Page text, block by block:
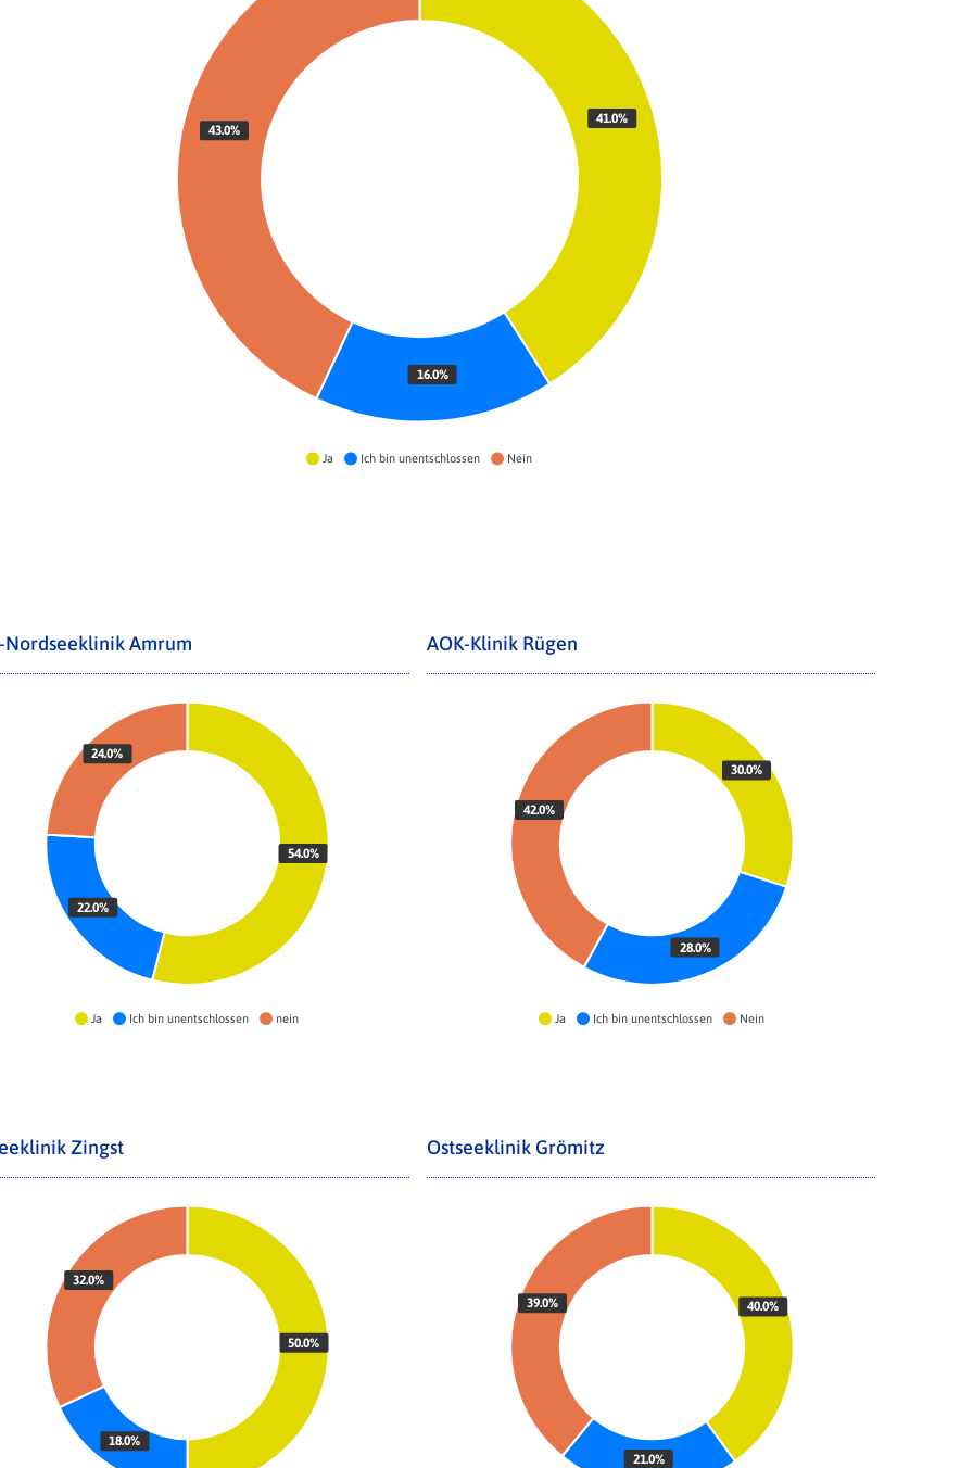
Ja Ich bin unentschlossen Nein
41.0%
16.0%
43.0%
Nordseeklinik Amrum
Ja Ich bin unentschlossen nein
54.0%
22.0%
24.0%
AOK-Klinik Rügen
Ja Ich bin unentschlossen Nein
30.0%
28.0%
42.0%
Zingst
50.0%
18.0%
32.0%
Ostseeklinik Grömitz
40.0%
21.0%
39.0%